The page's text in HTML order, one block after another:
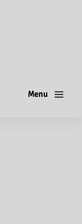
Menu